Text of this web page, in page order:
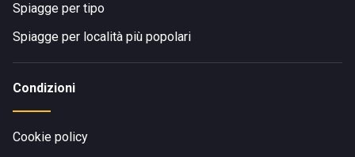
Spiagge per tipo
Spiagge per località più popolari
Condizioni
Cookie policy